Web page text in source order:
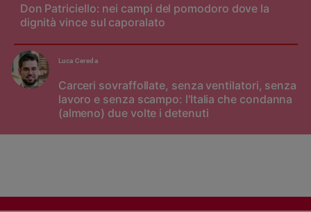
Don Patriciello: nei campi del pomodoro dove la
dignità vince sul caporalato
Carceri sovraffollate, senza ventilatori, senza
lavoro e senza scampo: l'Italia che condanna
(almeno) due volte i detenuti
Luca Cereda